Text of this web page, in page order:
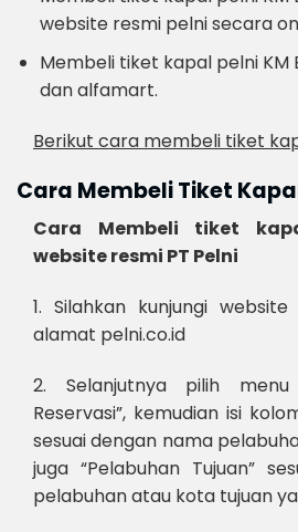
website resmi pelni secara
Membeli tiket kapal pelni KM
dan alfamart.
Berikut cara membeli tiket
Cara Membeli Tiket
Cara Membeli tiket
website resmi PT Pelni
1. Silahkan kunjungi
alamat pelni.co.id
2. Selanjutnya pilih
Reservasi”, kemudian isi
sesuai dengan nama
juga “Pelabuhan Tujuan”
pelabuhan atau kota tujuan